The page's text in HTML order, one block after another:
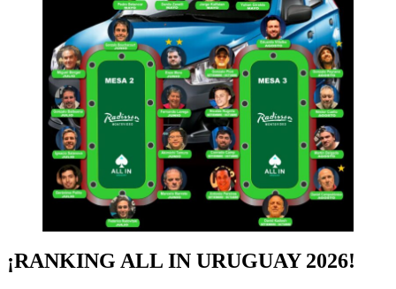
¡RANKING ALL IN URUGUAY 2026!